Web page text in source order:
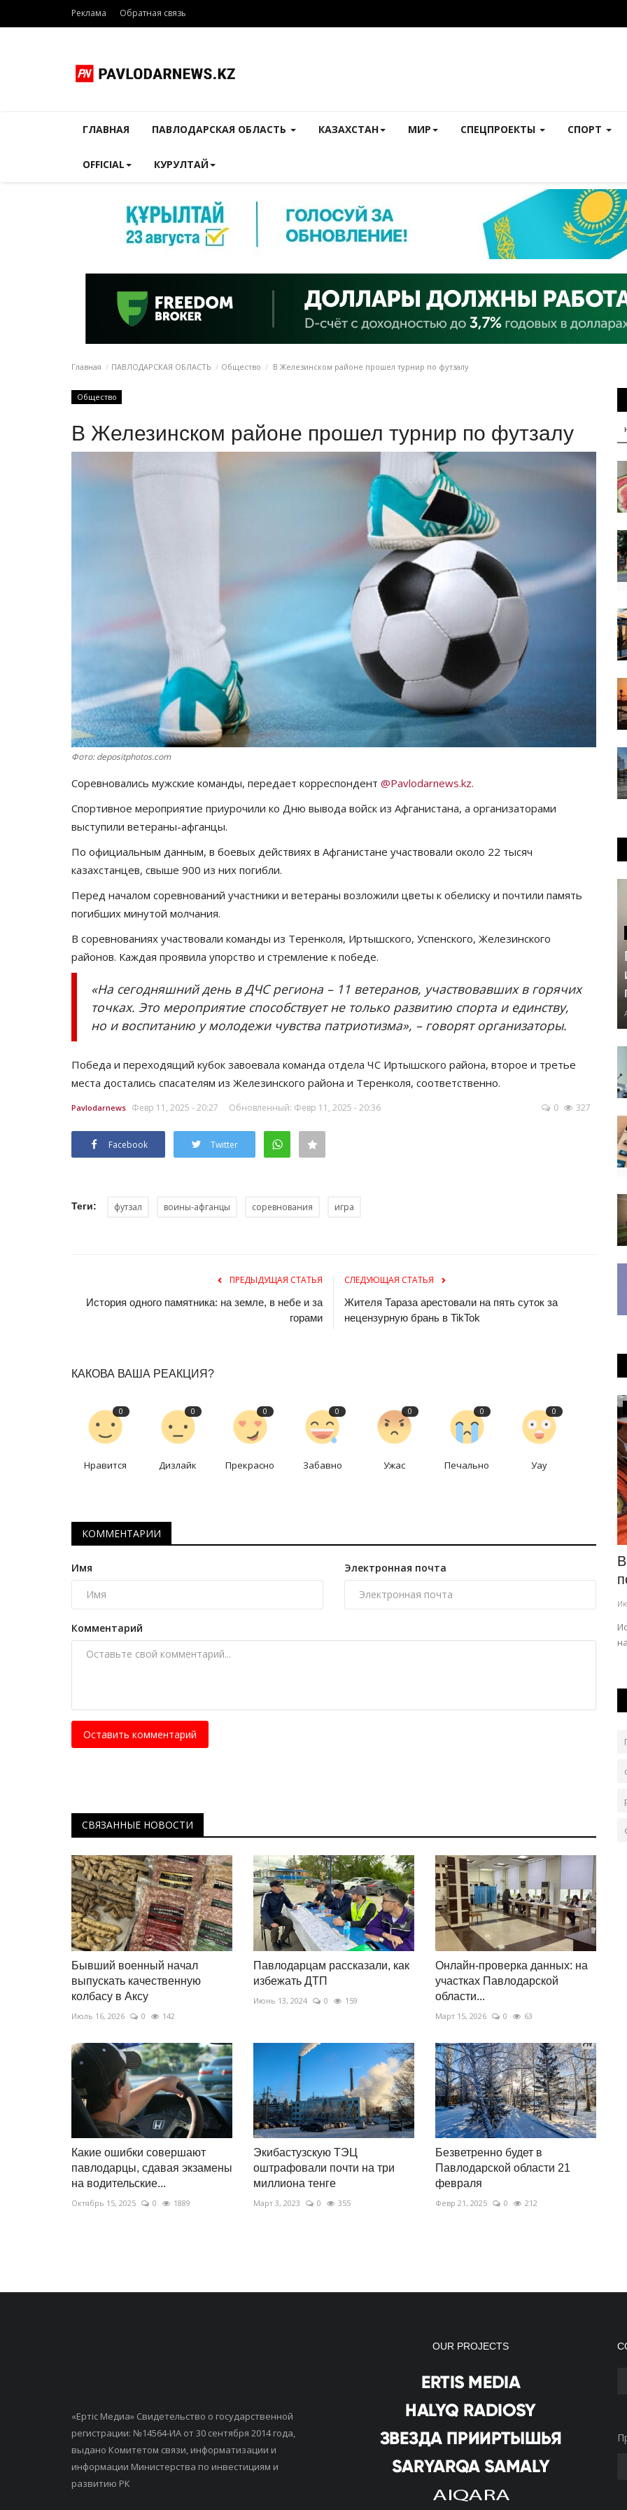
Реклама Обратная связь
ГЛАВНАЯ ПАВЛОДАРСКАЯ ОБЛАСТЬ КАЗАХСТАН МИР СПЕЦПРОЕКТЫ СПОРТ
OFFICIAL КУРУЛТАЙ
Главная ПАВЛОДАРСКАЯ ОБЛАСТЬ Общество В Железинском районе прошел турнир по футзалу
Общество
В Железинском районе прошел турнир по футзалу
Фото: depositphotos.com
Соревновались мужские команды, передает корреспондент @Pavlodarnews.kz.
Спортивное мероприятие приурочили ко Дню вывода войск из Афганистана, а организаторами
выступили ветераны-афганцы.
По официальным данным, в боевых действиях в Афганистане участвовали около 22 тысяч
казахстанцев, свыше 900 из них погибли.
Перед началом соревнований участники и ветераны возложили цветы к обелиску и почтили память
погибших минутой молчания.
В соревнованиях участвовали команды из Теренколя, Иртышского, Успенского, Железинского
районов. Каждая проявила упорство и стремление к победе.
«На сегодняшний день в ДЧС региона – 11 ветеранов, участвовавших в горячих
точках. Это мероприятие способствует не только развитию спорта и единству,
но и воспитанию у молодежи чувства патриотизма», – говорят организаторы.
Победа и переходящий кубок завоевала команда отдела ЧС Иртышского района, второе и третье
места достались спасателям из Железинского района и Теренколя, соответственно.
Pavlodarnews Февр 11, 2025 - 20:27 Обновленный: Февр 11, 2025 - 20:36 0 327
Facebook Twitter
Теги: футзал воины-афганцы соревнования игра
ПРЕДЫДУЩАЯ СТАТЬЯ
История одного памятника: на земле, в небе и за
горами
СЛЕДУЮЩАЯ СТАТЬЯ
Жителя Тараза арестовали на пять суток за
нецензурную брань в TikTok
КАКОВА ВАША РЕАКЦИЯ?
0
Нравится
0
Дизлайк
0
Прекрасно
0
Забавно
0
Ужас
0
Печально
0
Уау
КОММЕНТАРИИ
Имя Электронная почта
Комментарий
Оставить комментарий
СВЯЗАННЫЕ НОВОСТИ
Бывший военный начал
выпускать качественную
колбасу в Аксу
Июль 16, 2026 0 142
Павлодарцам рассказали, как
избежать ДТП
Июнь 13, 2024 0 159
Онлайн-проверка данных: на
участках Павлодарской
области...
Март 15, 2026 0 63
Какие ошибки совершают
павлодарцы, сдавая экзамены
на водительские...
Октябрь 15, 2025 0 1889
Экибастузскую ТЭЦ
оштрафовали почти на три
миллиона тенге
Март 3, 2023 0 355
Безветренно будет в
Павлодарской области 21
февраля
Февр 21, 2025 0 212
Видео
Павлодарские лесники спасли бобра
КАЗАХСТАН
суток за нецензурную брань...
Авг 8, 2026
во время мониторинга социальных...
«Ертiс Медиа» Свидетельство о государственной
регистрации: №14564-ИА от 30 сентября 2014 года,
выдано Комитетом связи, информатизации и
информации Министерства по инвестициям и
развитию РК
OUR PROJECTS